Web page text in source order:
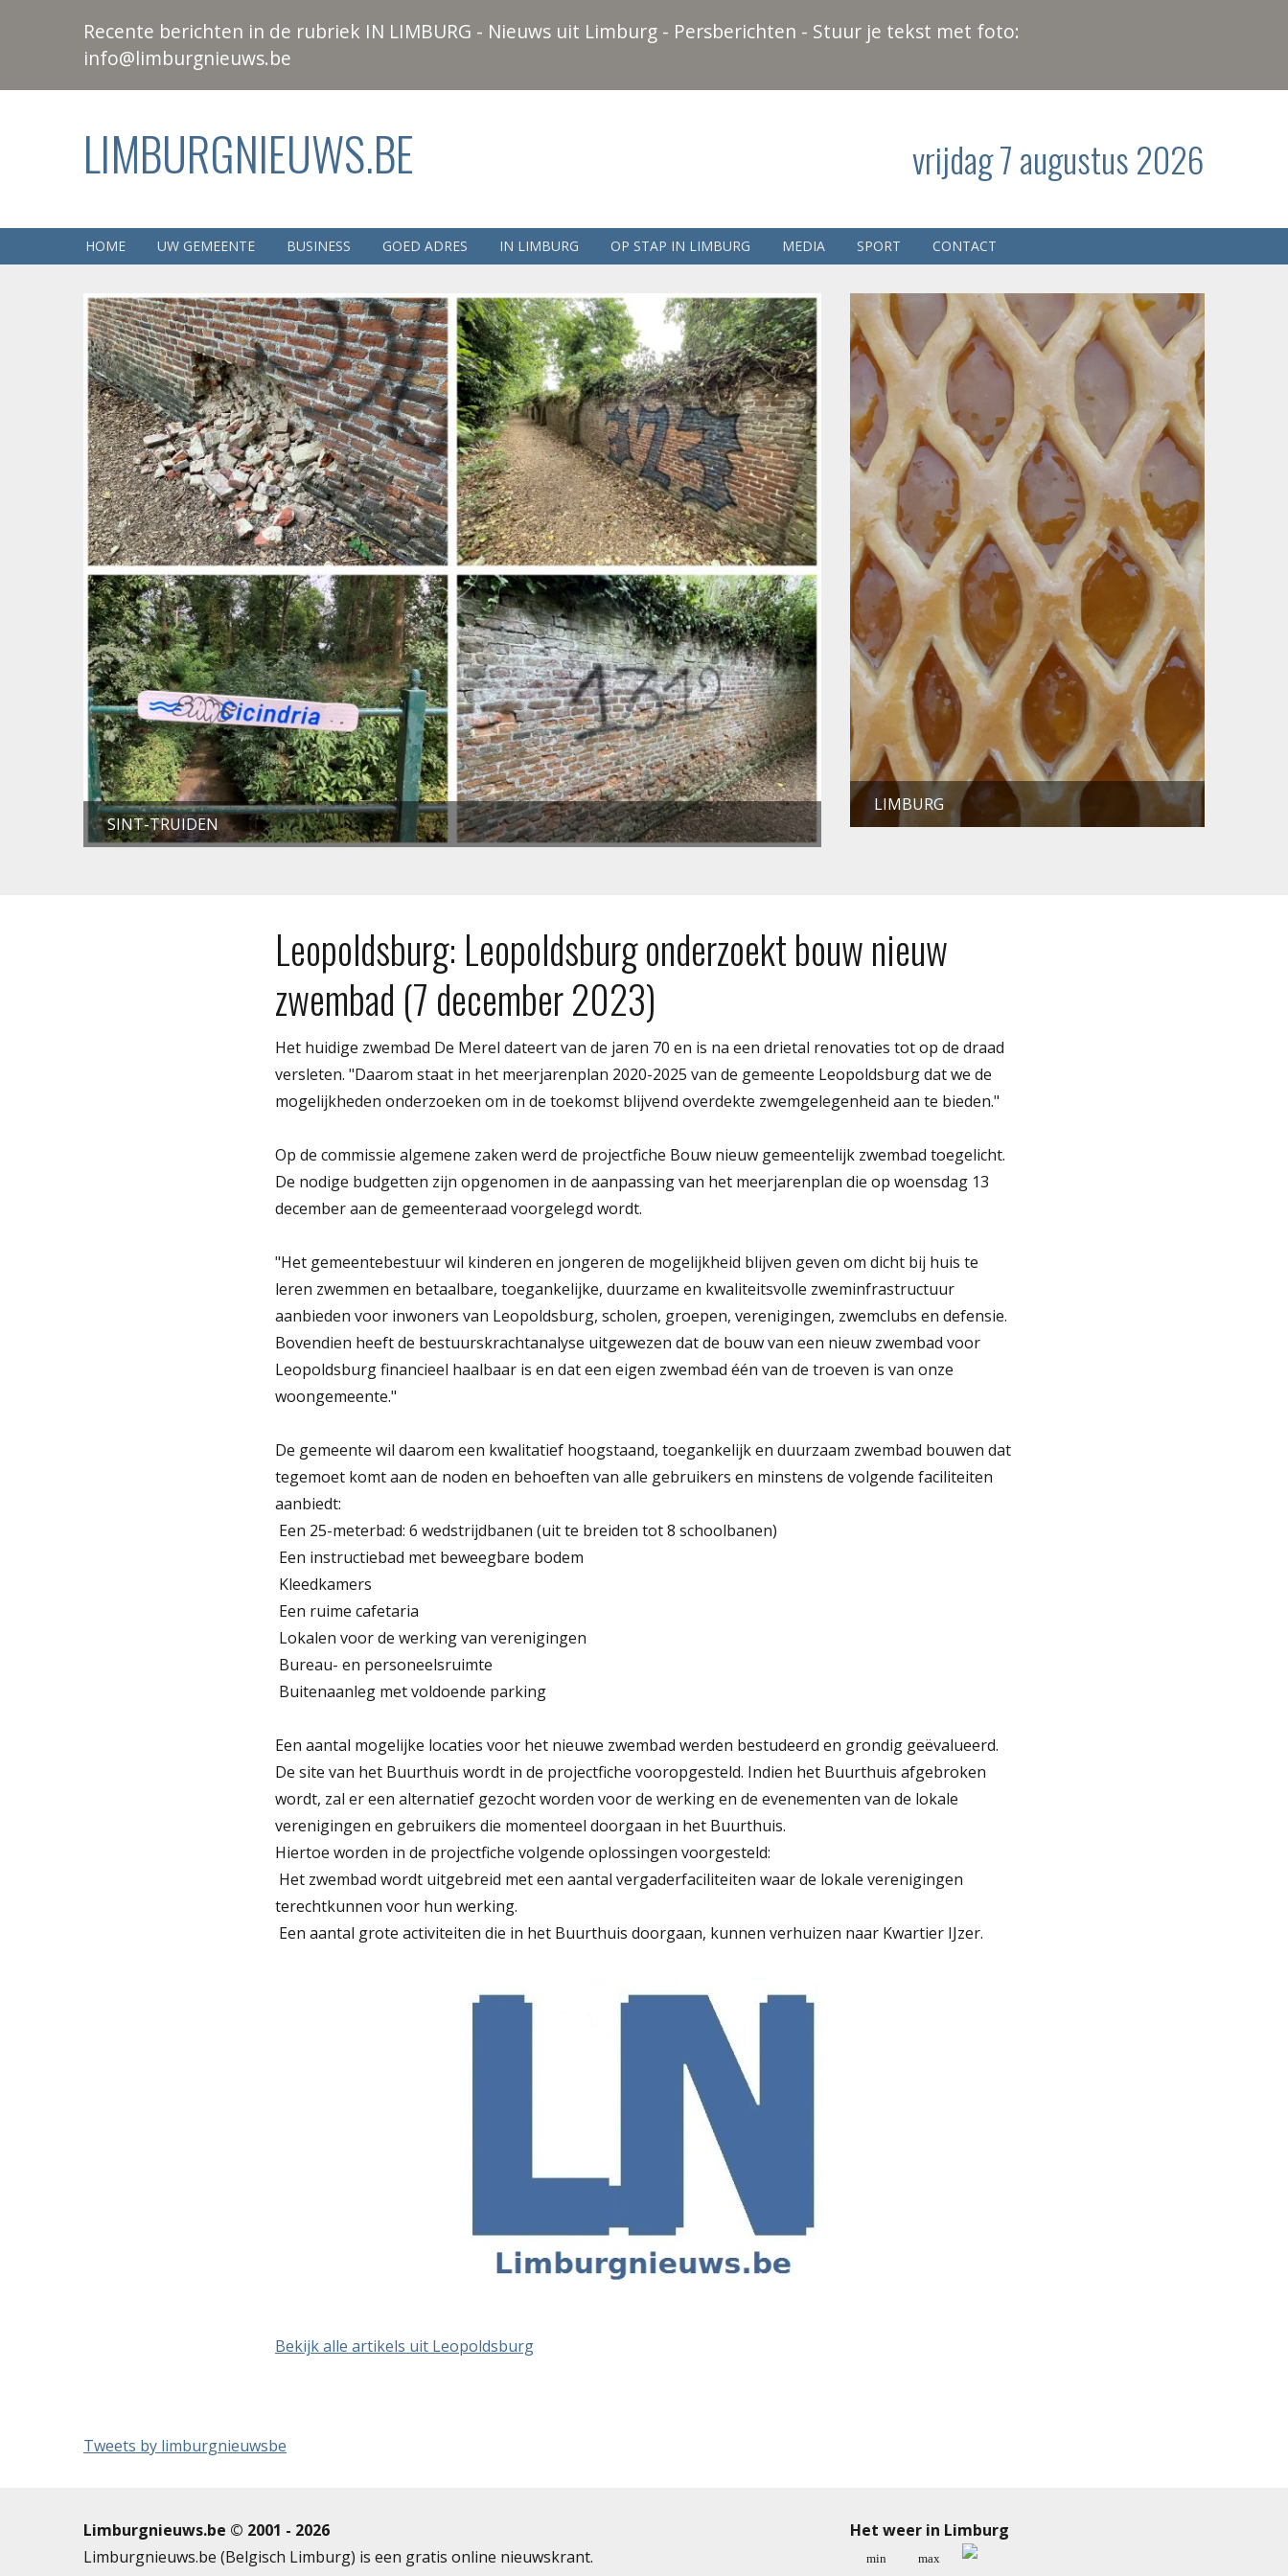
Recente berichten in de rubriek IN LIMBURG - Nieuws uit Limburg - Persberichten - Stuur je tekst met foto:
info@limburgnieuws.be
LIMBURGNIEUWS.BE vrijdag 7 augustus 2026
HOME UW GEMEENTE BUSINESS GOED ADRES IN LIMBURG OP STAP IN LIMBURG MEDIA SPORT CONTACT
SINT-TRUIDEN
LIMBURG
Leopoldsburg: Leopoldsburg onderzoekt bouw nieuw
zwembad (7 december 2023)
Het huidige zwembad De Merel dateert van de jaren 70 en is na een drietal renovaties tot op de draad
versleten. "Daarom staat in het meerjarenplan 2020-2025 van de gemeente Leopoldsburg dat we de
mogelijkheden onderzoeken om in de toekomst blijvend overdekte zwemgelegenheid aan te bieden."
Op de commissie algemene zaken werd de projectfiche Bouw nieuw gemeentelijk zwembad toegelicht.
De nodige budgetten zijn opgenomen in de aanpassing van het meerjarenplan die op woensdag 13
december aan de gemeenteraad voorgelegd wordt.
"Het gemeentebestuur wil kinderen en jongeren de mogelijkheid blijven geven om dicht bij huis te
leren zwemmen en betaalbare, toegankelijke, duurzame en kwaliteitsvolle zweminfrastructuur
aanbieden voor inwoners van Leopoldsburg, scholen, groepen, verenigingen, zwemclubs en defensie.
Bovendien heeft de bestuurskrachtanalyse uitgewezen dat de bouw van een nieuw zwembad voor
Leopoldsburg financieel haalbaar is en dat een eigen zwembad één van de troeven is van onze
woongemeente."
De gemeente wil daarom een kwalitatief hoogstaand, toegankelijk en duurzaam zwembad bouwen dat
tegemoet komt aan de noden en behoeften van alle gebruikers en minstens de volgende faciliteiten
aanbiedt:
 Een 25-meterbad: 6 wedstrijdbanen (uit te breiden tot 8 schoolbanen)
 Een instructiebad met beweegbare bodem
 Kleedkamers
 Een ruime cafetaria
 Lokalen voor de werking van verenigingen
 Bureau- en personeelsruimte
 Buitenaanleg met voldoende parking
Een aantal mogelijke locaties voor het nieuwe zwembad werden bestudeerd en grondig geëvalueerd.
De site van het Buurthuis wordt in de projectfiche vooropgesteld. Indien het Buurthuis afgebroken
wordt, zal er een alternatief gezocht worden voor de werking en de evenementen van de lokale
verenigingen en gebruikers die momenteel doorgaan in het Buurthuis.
Hiertoe worden in de projectfiche volgende oplossingen voorgesteld:
 Het zwembad wordt uitgebreid met een aantal vergaderfaciliteiten waar de lokale verenigingen
terechtkunnen voor hun werking.
 Een aantal grote activiteiten die in het Buurthuis doorgaan, kunnen verhuizen naar Kwartier IJzer.
Bekijk alle artikels uit Leopoldsburg
Tweets by limburgnieuwsbe
Limburgnieuws.be © 2001 - 2026
Limburgnieuws.be (Belgisch Limburg) is een gratis online nieuwskrant.
Het weer in Limburg
min max